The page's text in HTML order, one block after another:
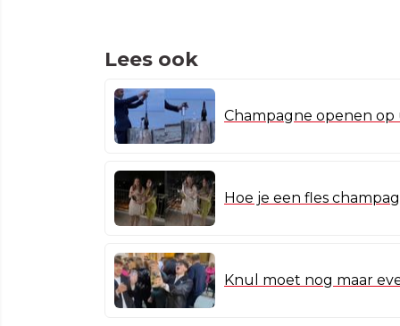
Lees ook
Champagne openen op
Hoe je een fles
Knul moet nog maar